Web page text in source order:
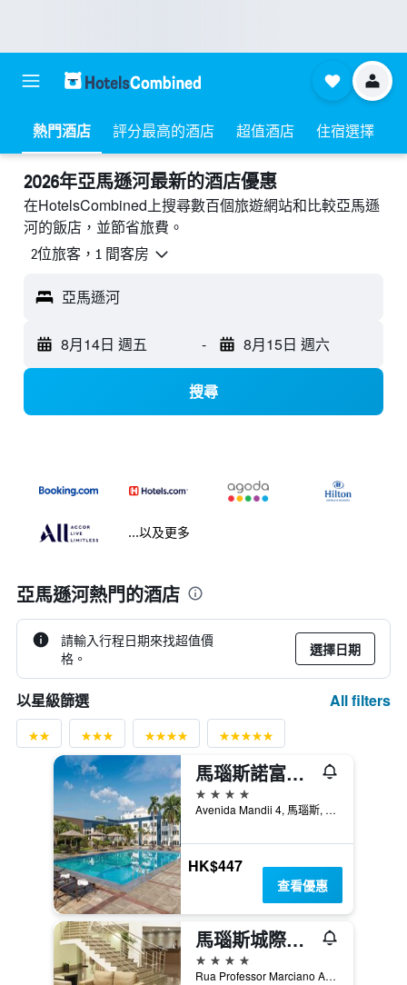
熱門酒店 評分最高的酒店 超值酒店 住宿選擇
2026年亞馬遜河最新的酒店優惠
在HotelsCombined上搜尋數百個旅遊網站和比較亞馬遜
河的飯店，並節省旅費。
2位旅客，1 間客房
亞馬遜河
8月14日 週五 - 8月15日 週六
搜尋
...以及更多
亞馬遜河熱門的酒店
請輸入行程日期來找超值價
格。
選擇日期
以星級篩選 All filters
馬瑙斯諾富特酒店
4星級
Avenida Mandii 4, 馬瑙斯, 巴西
HK$447
查看優惠
馬瑙斯城際酒店
4星級
Rua Professor Marciano Armond, 544, 馬瑙斯, 巴西